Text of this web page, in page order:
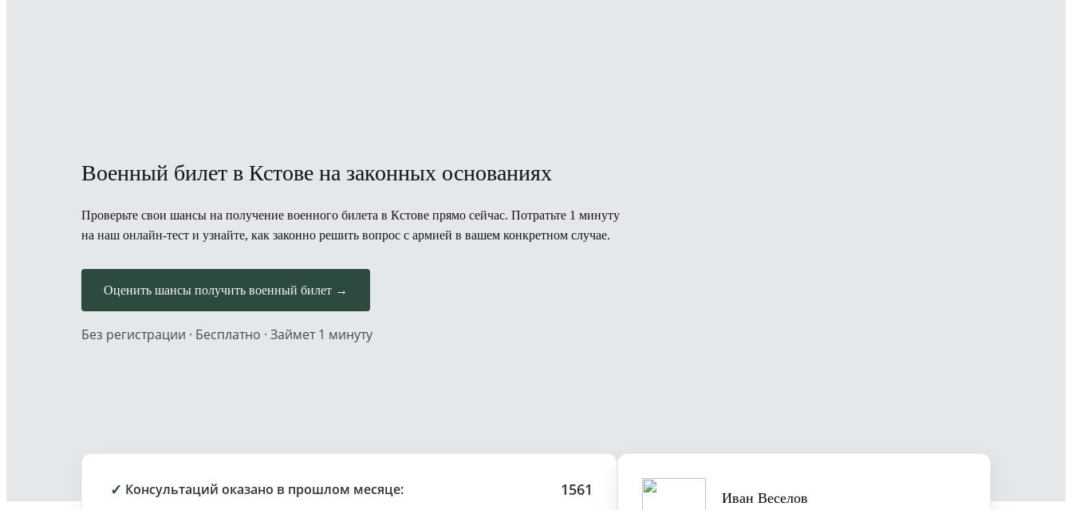
Военный билет в Кстове на законных основаниях
Проверьте свои шансы на получение военного билета в Кстове прямо сейчас. Потратьте 1 минуту
на наш онлайн-тест и узнайте, как законно решить вопрос с армией в вашем конкретном случае.
Оценить шансы получить военный билет →
Без регистрации · Бесплатно · Займет 1 минуту
✓ Консультаций оказано в прошлом месяце: 1561 Иван Веселов